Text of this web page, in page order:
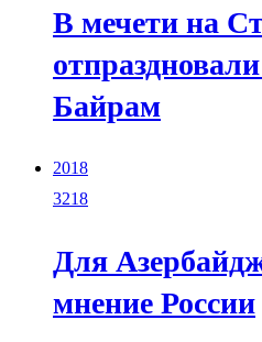
В мечети на
Байрам
2018
3218
Для
мнение России